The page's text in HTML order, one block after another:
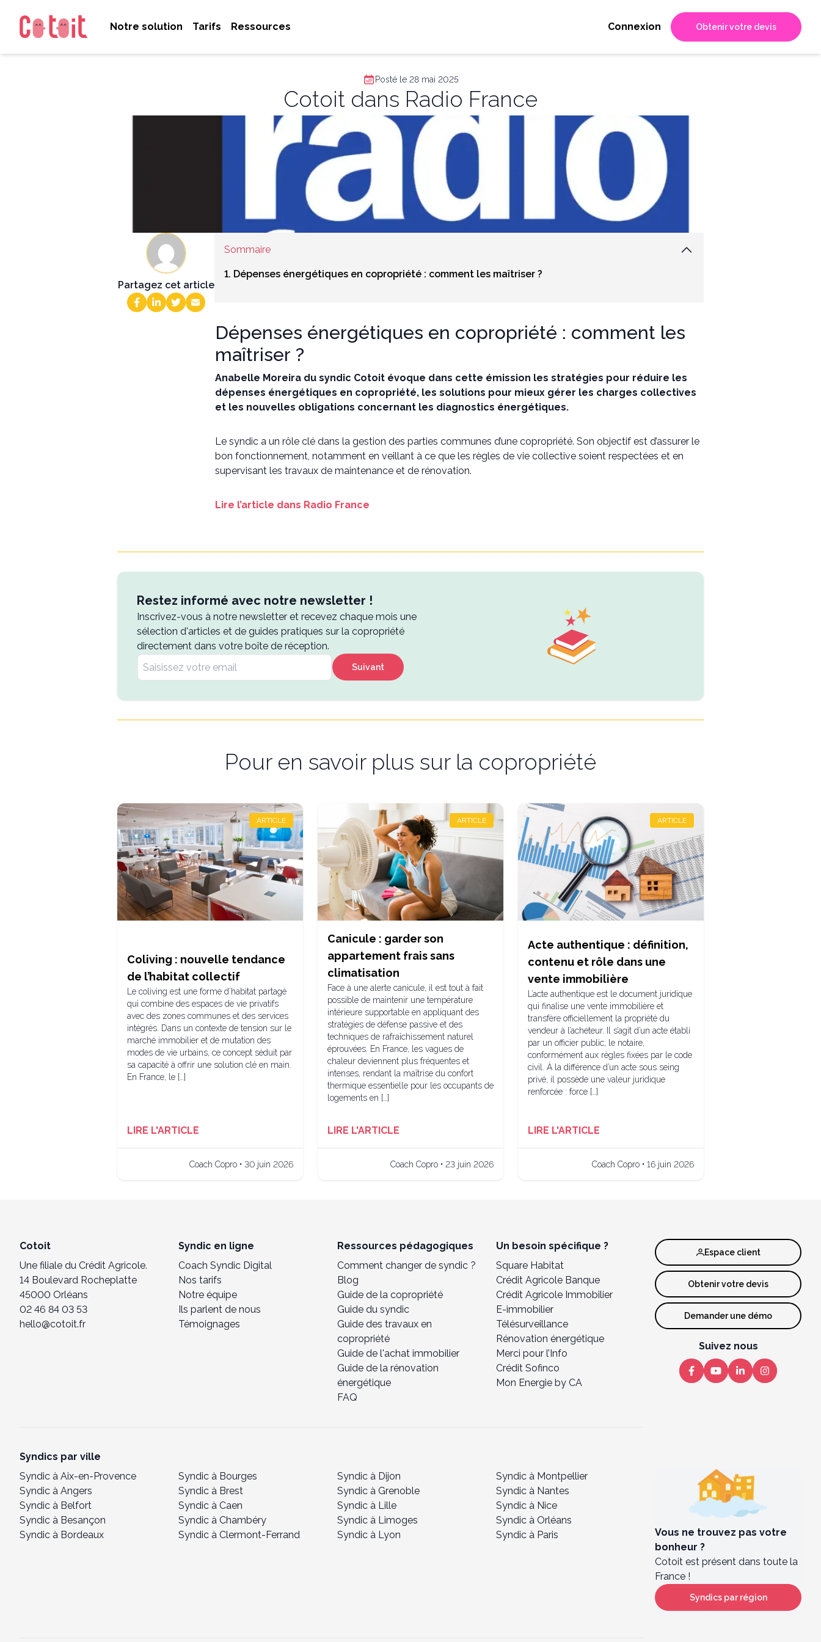
Notre solution Tarifs Ressources Connexion Obtenir votre devis
Posté le 28 mai 2025
Cotoit dans Radio France
Partagez cet article
Sommaire
1. Dépenses énergétiques en copropriété : comment les maîtriser ?
Dépenses énergétiques en copropriété : comment les
maîtriser ?
Anabelle Moreira du syndic Cotoit évoque dans cette émission les stratégies pour réduire les
dépenses énergétiques en copropriété, les solutions pour mieux gérer les charges collectives
et les nouvelles obligations concernant les diagnostics énergétiques.
Le syndic a un rôle clé dans la gestion des parties communes d’une copropriété. Son objectif est d’assurer le
bon fonctionnement, notamment en veillant à ce que les règles de vie collective soient respectées et en
supervisant les travaux de maintenance et de rénovation.
Lire l’article dans Radio France
Restez informé avec notre newsletter !
Inscrivez-vous à notre newsletter et recevez chaque mois une
sélection d'articles et de guides pratiques sur la copropriété
directement dans votre boîte de réception.
Suivant
Pour en savoir plus sur la copropriété
ARTICLE
Coliving : nouvelle tendance
de l’habitat collectif
Le coliving est une forme d’habitat partagé
qui combine des espaces de vie privatifs
avec des zones communes et des services
intégrés. Dans un contexte de tension sur le
marché immobilier et de mutation des
modes de vie urbains, ce concept séduit par
sa capacité à offrir une solution clé en main.
En France, le […]
LIRE L'ARTICLE
Coach Copro • 30 juin 2026
ARTICLE
Canicule : garder son
appartement frais sans
climatisation
Face à une alerte canicule, il est tout à fait
possible de maintenir une température
intérieure supportable en appliquant des
stratégies de défense passive et des
techniques de rafraîchissement naturel
éprouvées. En France, les vagues de
chaleur deviennent plus fréquentes et
intenses, rendant la maîtrise du confort
thermique essentielle pour les occupants de
logements en […]
LIRE L'ARTICLE
Coach Copro • 23 juin 2026
ARTICLE
Acte authentique : définition,
contenu et rôle dans une
vente immobilière
L’acte authentique est le document juridique
qui finalise une vente immobilière et
transfère officiellement la propriété du
vendeur à l’acheteur. Il s’agit d’un acte établi
par un officier public, le notaire,
conformément aux règles fixées par le code
civil. À la différence d’un acte sous seing
privé, il possède une valeur juridique
renforcée : force […]
LIRE L'ARTICLE
Coach Copro • 16 juin 2026
Cotoit
Une filiale du Crédit Agricole.
14 Boulevard Rocheplatte
45000 Orléans
02 46 84 03 53
hello@cotoit.fr
Syndic en ligne
Coach Syndic Digital
Nos tarifs
Notre équipe
Ils parlent de nous
Témoignages
Ressources pédagogiques
Comment changer de syndic ?
Blog
Guide de la copropriété
Guide du syndic
Guide des travaux en
copropriété
Guide de l'achat immobilier
Guide de la rénovation
énergétique
FAQ
Un besoin spécifique ?
Square Habitat
Crédit Agricole Banque
Crédit Agricole Immobilier
E-immobilier
Télésurveillance
Rénovation énergétique
Merci pour l’Info
Crédit Sofinco
Mon Energie by CA
Espace client
Obtenir votre devis
Demander une démo
Suivez nous
Syndics par ville
Syndic à Aix-en-Provence
Syndic à Angers
Syndic à Belfort
Syndic à Besançon
Syndic à Bordeaux
Syndic à Bourges
Syndic à Brest
Syndic à Caen
Syndic à Chambéry
Syndic à Clermont-Ferrand
Syndic à Dijon
Syndic à Grenoble
Syndic à Lille
Syndic à Limoges
Syndic à Lyon
Syndic à Montpellier
Syndic à Nantes
Syndic à Nice
Syndic à Orléans
Syndic à Paris
Vous ne trouvez pas votre
bonheur ?
Cotoit est présent dans toute la
France !
Syndics par région